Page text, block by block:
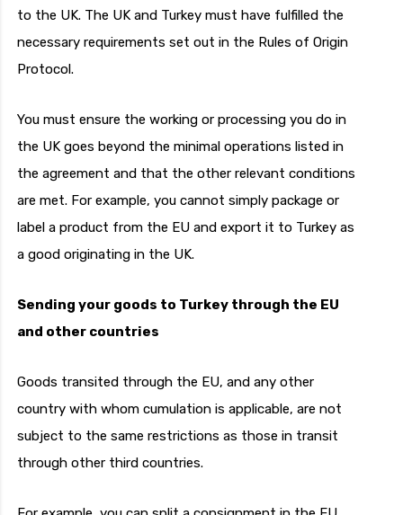
to the UK. The UK and Turkey must have fulfilled the
necessary requirements set out in the Rules of Origin
Protocol.
You must ensure the working or processing you do in
the UK goes beyond the minimal operations listed in
the agreement and that the other relevant conditions
are met. For example, you cannot simply package or
label a product from the EU and export it to Turkey as
a good originating in the UK.
Sending your goods to Turkey through the EU
and other countries
Goods transited through the EU, and any other
country with whom cumulation is applicable, are not
subject to the same restrictions as those in transit
through other third countries.